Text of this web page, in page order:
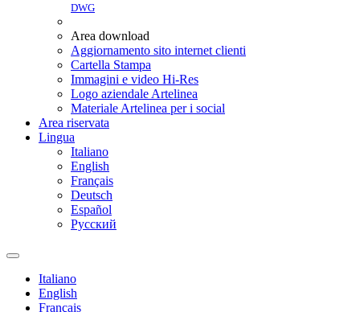
DWG
Area download
Aggiornamento sito internet clienti
Cartella Stampa
Immagini e video Hi-Res
Logo aziendale Artelinea
Materiale Artelinea per i social
Area riservata
Lingua
Italiano
English
Français
Deutsch
Español
Pусский
Italiano
English
Français